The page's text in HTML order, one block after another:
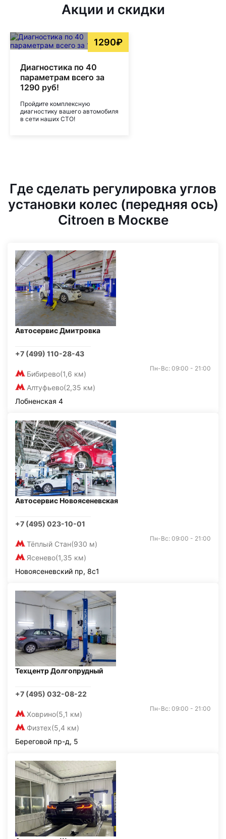
Акции и скидки
1290₽
Диагностика по 40
параметрам всего за
1290 руб!
Пройдите комплексную
диагностику вашего автомобиля
в сети наших СТО!
Где сделать регулировка углов
установки колес (передняя ось)
Citroen в Москве
Автосервис Дмитровка
+7 (499) 110-28-43
Бибирево(1,6 км)
Алтуфьево(2,35 км)
Пн-Вс: 09:00 - 21:00
Лобненская 4
Автосервис Новоясеневская
+7 (495) 023-10-01
Тёплый Стан(930 м)
Ясенево(1,35 км)
Пн-Вс: 09:00 - 21:00
Новоясеневский пр, 8с1
Техцентр Долгопрудный
+7 (495) 032-08-22
Ховрино(5,1 км)
Физтех(5,4 км)
Пн-Вс: 09:00 - 21:00
Береговой пр-д, 5